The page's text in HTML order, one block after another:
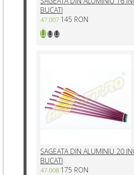
BUCATI
47.007 145 RON
SAGEATA DIN ALUMINIU 20
BUCATI
47.008 175 RON